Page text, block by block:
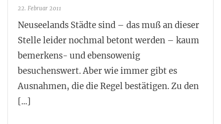
22. Februar 2011
Neuseelands Städte sind – das muß an dieser
Stelle leider nochmal betont werden – kaum
bemerkens- und ebensowenig
besuchenswert. Aber wie immer gibt es
Ausnahmen, die die Regel bestätigen. Zu den
[...]